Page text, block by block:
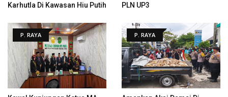
Karhutla Di Kawasan Hiu Putih
PLN UP3
P. RAYA P. RAYA